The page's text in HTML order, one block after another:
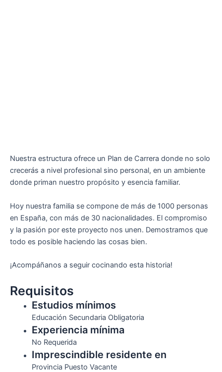
Nuestra estructura ofrece un Plan de Carrera donde no solo
crecerás a nivel profesional sino personal, en un ambiente
donde priman nuestro propósito y esencia familiar.
Hoy nuestra familia se compone de más de 1000 personas
en España, con más de 30 nacionalidades. El compromiso
y la pasión por este proyecto nos unen. Demostramos que
todo es posible haciendo las cosas bien.
¡Acompáñanos a seguir cocinando esta historia!
Requisitos
Estudios mínimos
Educación Secundaria Obligatoria
Experiencia mínima
No Requerida
Imprescindible residente en
Provincia Puesto Vacante